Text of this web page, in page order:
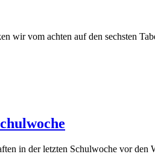
wir vom achten auf den sechsten
in der letzten Schulwoche vor